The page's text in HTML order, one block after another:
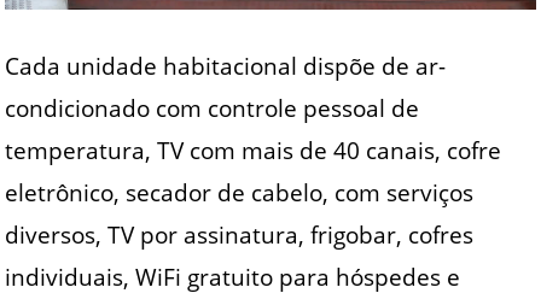
Cada unidade habitacional dispõe de ar-
condicionado com controle pessoal de
temperatura, TV com mais de 40 canais, cofre
eletrônico, secador de cabelo, com serviços
diversos, TV por assinatura, frigobar, cofres
individuais, WiFi gratuito para hóspedes e